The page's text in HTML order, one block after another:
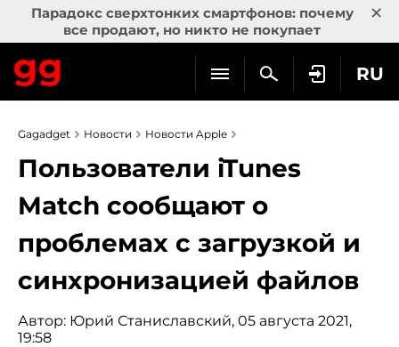
Парадокс сверхтонких смартфонов: почему
все продают, но никто не покупает
×
RU
Gagadget Новости Новости Apple
Пользователи iTunes
Match сообщают о
проблемах с загрузкой и
синхронизацией файлов
Автор: Юрий Станиславский, 05 августа 2021,
19:58